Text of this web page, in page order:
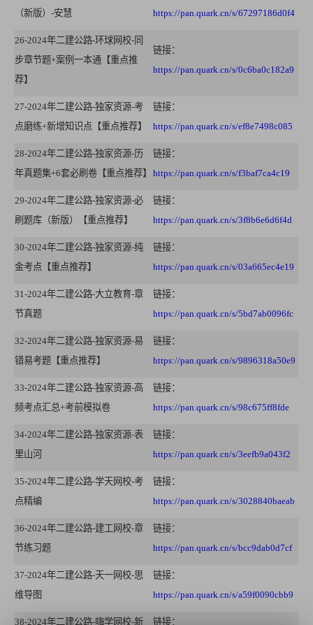
（新版）-安慧
https://pan.quark.cn/s/67297186d0f4
26-2024年二建公路-环球网校-同
步章节题+案例一本通【重点推
荐】
链接：
https://pan.quark.cn/s/0c6ba0c182a9
27-2024年二建公路-独家资源-考
点磨练+新增知识点【重点推荐】
链接：
https://pan.quark.cn/s/ef8e7498c085
28-2024年二建公路-独家资源-历
年真题集+6套必刷卷【重点推荐】
链接：
https://pan.quark.cn/s/f3baf7ca4c19
29-2024年二建公路-独家资源-必
刷题库（新版）【重点推荐】
链接：
https://pan.quark.cn/s/3f8b6e6d6f4d
30-2024年二建公路-独家资源-纯
金考点【重点推荐】
链接：
https://pan.quark.cn/s/03a665ec4e19
31-2024年二建公路-大立教育-章
节真题
链接：
https://pan.quark.cn/s/5bd7ab0096fc
32-2024年二建公路-独家资源-易
错易考题【重点推荐】
链接：
https://pan.quark.cn/s/9896318a50e9
33-2024年二建公路-独家资源-高
频考点汇总+考前模拟卷
链接：
https://pan.quark.cn/s/98c675ff8fde
34-2024年二建公路-独家资源-表
里山河
链接：
https://pan.quark.cn/s/3eefb9a043f2
35-2024年二建公路-学天网校-考
点精编
链接：
https://pan.quark.cn/s/3028840baeab
36-2024年二建公路-建工网校-章
节练习题
链接：
https://pan.quark.cn/s/bcc9dab0d7cf
37-2024年二建公路-天一网校-思
维导图
链接：
https://pan.quark.cn/s/a59f0090cbb9
38-2024年二建公路-嗨学网校-新 链接：